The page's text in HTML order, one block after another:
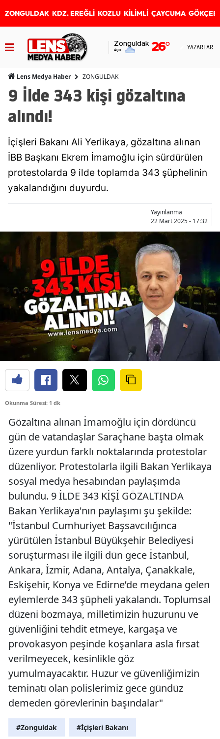
ZONGULDAK KDZ. EREĞLİ KOZLU KİLİMLİ ÇAYCUMA
Zonguldak
Açık 26° YAZARLAR
Lens Medya Haber ZONGULDAK
9 İlde 343 kişi gözaltına
alındı!
İçişleri Bakanı Ali Yerlikaya, gözaltına alınan
İBB Başkanı Ekrem İmamoğlu için sürdürülen
protestolarda 9 ilde toplamda 343 şüphelinin
yakalandığını duyurdu.
Yayınlanma
22 Mart 2025 - 17:32
Okunma Süresi: 1 dk
Gözaltına alınan İmamoğlu için dördüncü
gün de vatandaşlar Saraçhane başta olmak
üzere yurdun farklı noktalarında protestolar
düzenliyor. Protestolarla ilgili Bakan Yerlikaya
sosyal medya hesabından paylaşımda
bulundu. 9 İLDE 343 KİŞİ GÖZALTINDA
Bakan Yerlikaya'nın paylaşımı şu şekilde:
"İstanbul Cumhuriyet Başsavcılığınca
yürütülen İstanbul Büyükşehir Belediyesi
soruşturması ile ilgili dün gece İstanbul,
Ankara, İzmir, Adana, Antalya, Çanakkale,
Eskişehir, Konya ve Edirne’de meydana gelen
eylemlerde 343 şüpheli yakalandı. Toplumsal
düzeni bozmaya, milletimizin huzurunu ve
güvenliğini tehdit etmeye, kargaşa ve
provokasyon peşinde koşanlara asla fırsat
verilmeyecek, kesinlikle göz
yumulmayacaktır. Huzur ve güvenliğimizin
teminatı olan polislerimiz gece gündüz
demeden görevlerinin başındalar"
#Zonguldak #İçişleri Bakanı